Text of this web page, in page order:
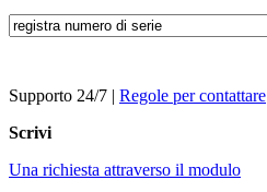
Supporto 24/7 | Regole per contattare
Scrivi
Una richiesta attraverso il modulo